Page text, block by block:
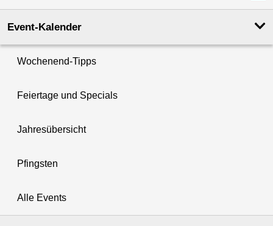
Event-Kalender
Wochenend-Tipps
Feiertage und Specials
Jahresübersicht
Pfingsten
Alle Events